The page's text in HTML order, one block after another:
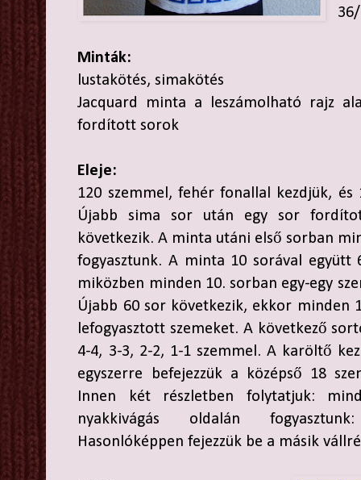
Minták:
lustakötés, simakötés
Jacquard minta a leszámolható rajz
fordított sorok
Eleje:
120 szemmel, fehér fonallal kezdjük,
Újabb sima sor után egy sor
következik. A minta utáni első sorban
fogyasztunk. A minta 10 sorával együtt
miközben minden 10. sorban egy-egy
Újabb 60 sor következik, ekkor minden
lefogyasztott szemeket. A következő
4-4, 3-3, 2-2, 1-1 szemmel. A karöltő
egyszerre befejezzük a középső 18
Innen két részletben folytatjuk:
nyakkivágás oldalán
Hasonlóképpen fejezzük be a másik